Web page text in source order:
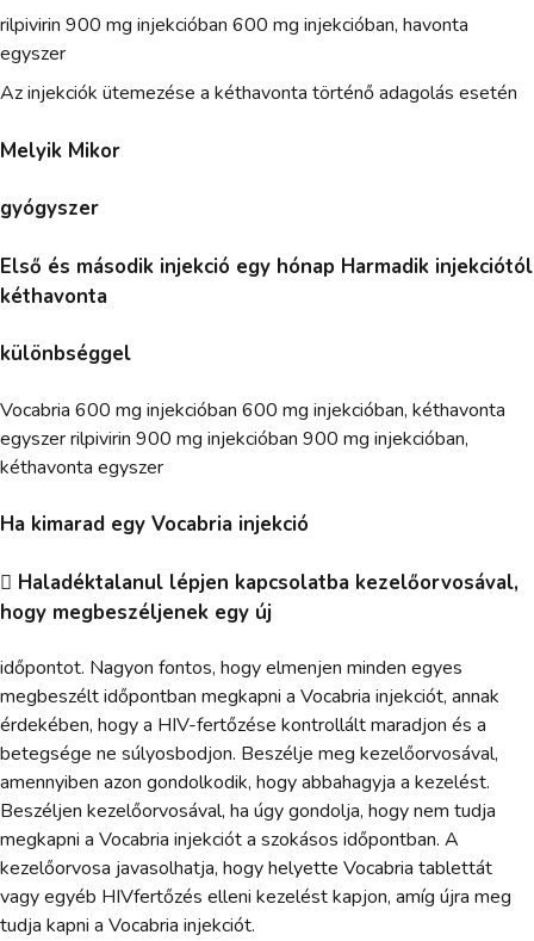
rilpivirin 900 mg injekcióban 600 mg injekcióban, havonta
egyszer
Az injekciók ütemezése a kéthavonta történő adagolás esetén
Melyik Mikor
gyógyszer
Első és második injekció egy hónap Harmadik injekciótól
kéthavonta
különbséggel
Vocabria 600 mg injekcióban 600 mg injekcióban, kéthavonta
egyszer rilpivirin 900 mg injekcióban 900 mg injekcióban,
kéthavonta egyszer
Ha kimarad egy Vocabria injekció
 Haladéktalanul lépjen kapcsolatba kezelőorvosával,
hogy megbeszéljenek egy új
időpontot. Nagyon fontos, hogy elmenjen minden egyes
megbeszélt időpontban megkapni a Vocabria injekciót, annak
érdekében, hogy a HIV-fertőzése kontrollált maradjon és a
betegsége ne súlyosbodjon. Beszélje meg kezelőorvosával,
amennyiben azon gondolkodik, hogy abbahagyja a kezelést.
Beszéljen kezelőorvosával, ha úgy gondolja, hogy nem tudja
megkapni a Vocabria injekciót a szokásos időpontban. A
kezelőorvosa javasolhatja, hogy helyette Vocabria tablettát
vagy egyéb HIVfertőzés elleni kezelést kapjon, amíg újra meg
tudja kapni a Vocabria injekciót.